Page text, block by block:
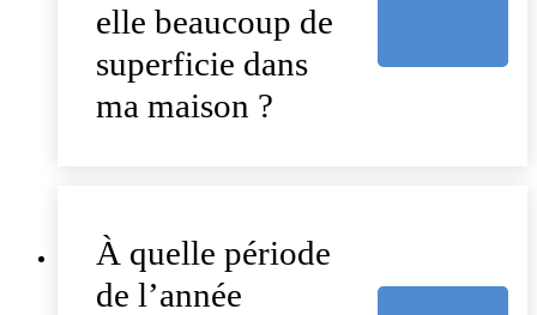
elle beaucoup de
superficie dans
ma maison ?
À quelle période
de l’année